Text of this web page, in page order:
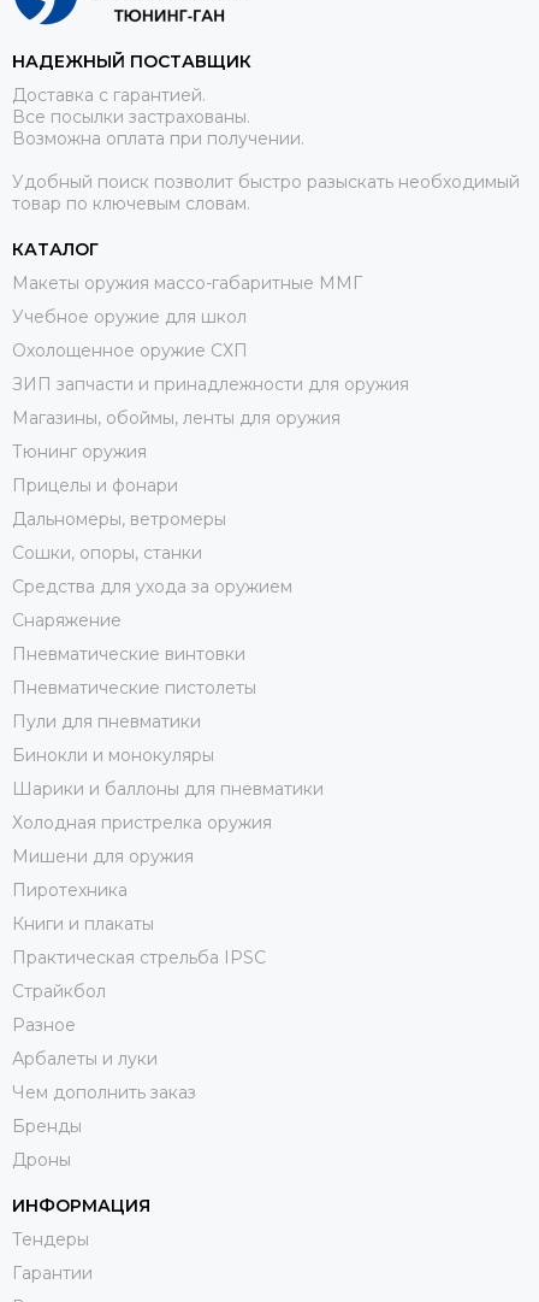
НАДЕЖНЫЙ ПОСТАВЩИК
Доставка с гарантией.
Все посылки застрахованы.
Возможна оплата при получении.
Удобный поиск позволит быстро разыскать необходимый
товар по ключевым словам.
КАТАЛОГ
Макеты оружия массо-габаритные ММГ
Учебное оружие для школ
Охолощенное оружие СХП
ЗИП запчасти и принадлежности для оружия
Магазины, обоймы, ленты для оружия
Тюнинг оружия
Прицелы и фонари
Дальномеры, ветромеры
Сошки, опоры, станки
Средства для ухода за оружием
Снаряжение
Пневматические винтовки
Пневматические пистолеты
Пули для пневматики
Бинокли и монокуляры
Шарики и баллоны для пневматики
Холодная пристрелка оружия
Мишени для оружия
Пиротехника
Книги и плакаты
Практическая стрельба IPSC
Страйкбол
Разное
Арбалеты и луки
Чем дополнить заказ
Бренды
Дроны
ИНФОРМАЦИЯ
Тендеры
Гарантии